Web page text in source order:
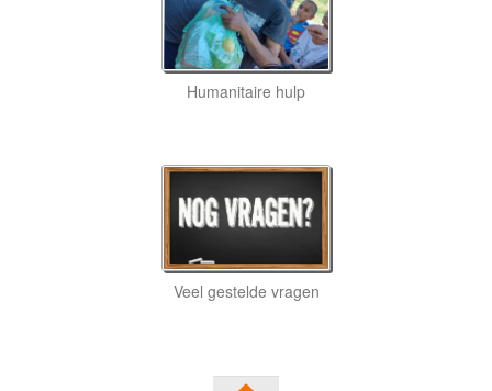
Humanitaire hulp
Veel gestelde vragen